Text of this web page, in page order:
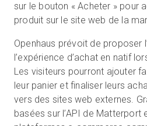
sur le bouton « Acheter » pour
produit sur le site web de la
Openhaus prévoit de proposer
l’expérience d’achat en natif
Les visiteurs pourront ajouter
leur panier et finaliser leurs
vers des sites web externes.
basées sur l’API de Matterport